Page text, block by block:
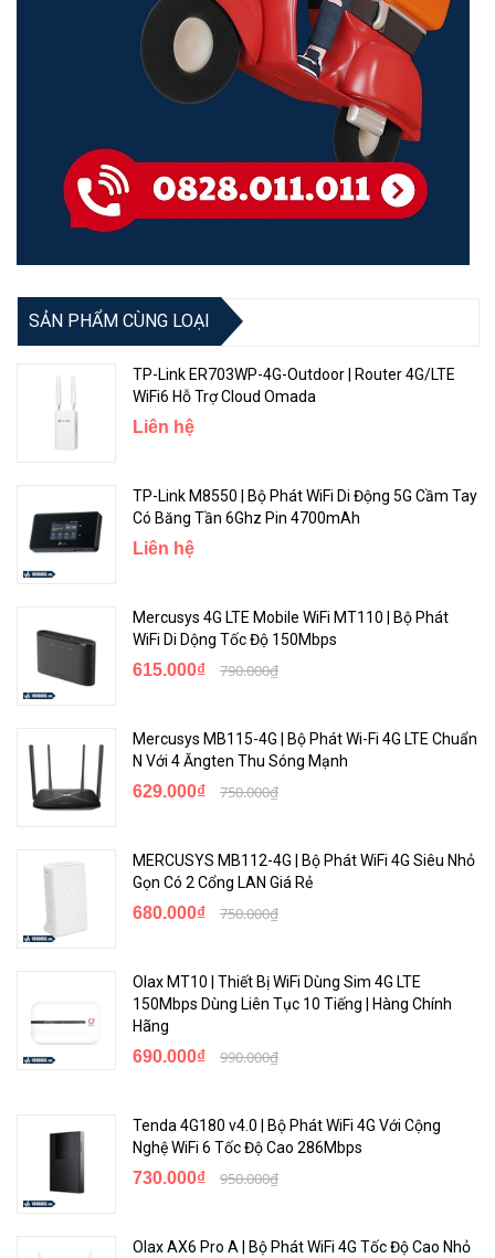
1 x Reset
Màn hình cảm ứng 2.4''
<Hotline: 0828.011.011 - (028)7300.2021 - VoHoang.vn>
SẢN PHẨM CÙNG LOẠI
TP-Link ER703WP-4G-Outdoor | Router 4G/LTE
WiFi6 Hỗ Trợ Cloud Omada
Liên hệ
TP-Link M8550 | Bộ Phát WiFi Di Động 5G Cầm Tay
Có Băng Tần 6Ghz Pin 4700mAh
Liên hệ
Mercusys 4G LTE Mobile WiFi MT110 | Bộ Phát
WiFi Di Dộng Tốc Độ 150Mbps
615.000₫ 790.000₫
Mercusys MB115-4G | Bộ Phát Wi-Fi 4G LTE Chuẩn
N Với 4 Ăngten Thu Sóng Mạnh
629.000₫ 750.000₫
MERCUSYS MB112-4G | Bộ Phát WiFi 4G Siêu Nhỏ
Gọn Có 2 Cổng LAN Giá Rẻ
680.000₫ 750.000₫
Olax MT10 | Thiết Bị WiFi Dùng Sim 4G LTE
150Mbps Dùng Liên Tục 10 Tiếng | Hàng Chính
Hãng
690.000₫ 990.000₫
Tenda 4G180 v4.0 | Bộ Phát WiFi 4G Với Cộng
Nghệ WiFi 6 Tốc Độ Cao 286Mbps
730.000₫ 950.000₫
Olax AX6 Pro A | Bộ Phát WiFi 4G Tốc Độ Cao Nhỏ